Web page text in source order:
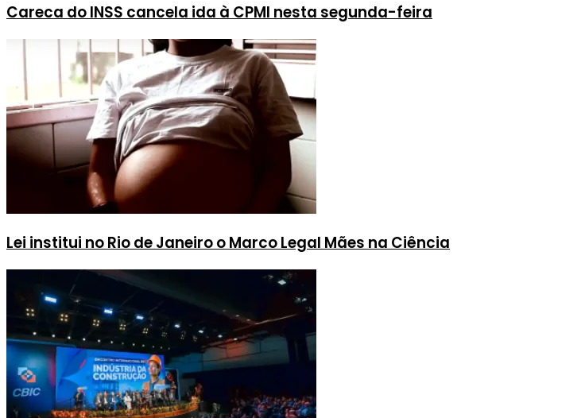
Careca do INSS cancela ida à CPMI nesta segunda-feira
Lei institui no Rio de Janeiro o Marco Legal Mães na Ciência